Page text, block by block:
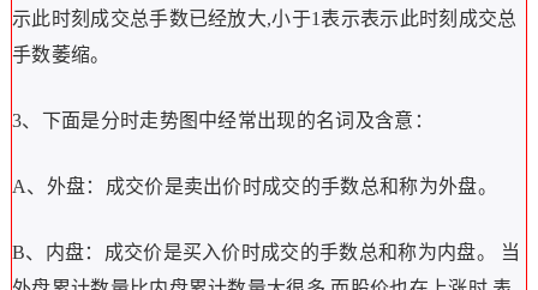
示此时刻成交总手数已经放大,小于1表示表示此时刻成交总
手数萎缩。
3、下面是分时走势图中经常出现的名词及含意：
A、外盘：成交价是卖出价时成交的手数总和称为外盘。
B、内盘：成交价是买入价时成交的手数总和称为内盘。 当